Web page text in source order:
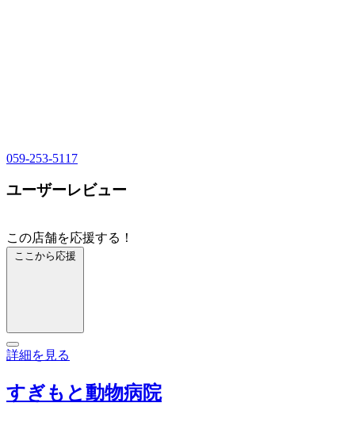
059-253-5117
ユーザーレビュー
この店舗を応援する！
ここから応援
詳細を見る
すぎもと動物病院